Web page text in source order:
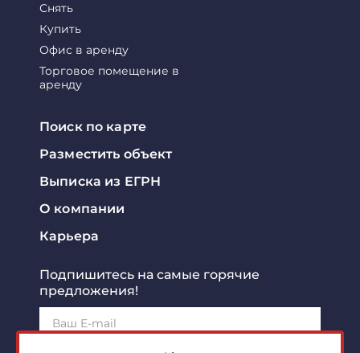
Снять
Купить
Офис в аренду
Торговое помещение в
аренду
Поиск по карте
Разместить объект
Выписка из ЕГРН
О компании
Карьера
Подпишитесь на самые горячие
предложения!